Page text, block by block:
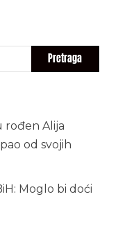
rođen Alija
od svojih
Moglo bi doći